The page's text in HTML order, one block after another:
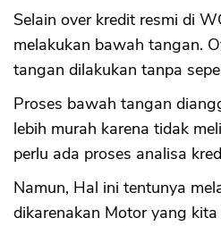
Selain over kredit resmi di
melakukan bawah tangan.
tangan dilakukan tanpa
Proses bawah tangan
lebih murah karena tidak
perlu ada proses analisa
Namun, Hal ini tentunya
dikarenakan Motor yang